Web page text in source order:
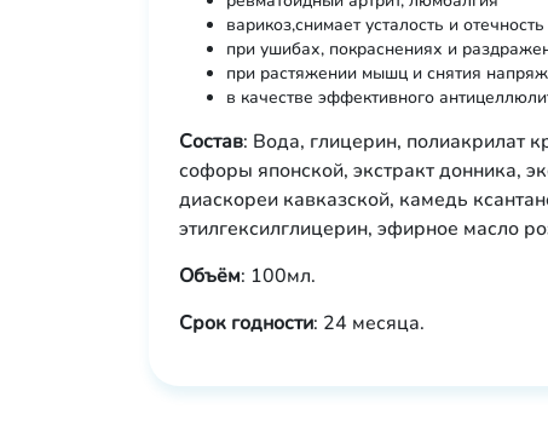
варикоз,снимает усталость и
при ушибах, покраснениях и
при растяжении мышц и снятия
в качестве эффективного
Состав: Вода, глицерин, полиакрилат
софоры японской, экстракт донника,
диаскореи кавказской, камедь
этилгексилглицерин, эфирное масло
Объём: 100мл.
Срок годности: 24 месяца.